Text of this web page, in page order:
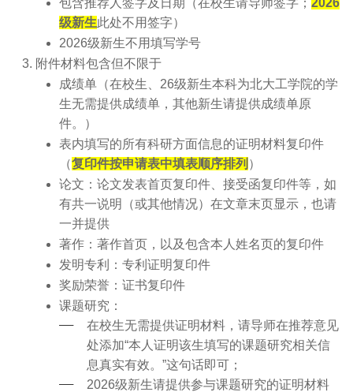
包含推荐人签字及日期（在校生请导师签字； 2026
级新生此处不用签字）
2026级新生不用填写学号
附件材料包含但不限于
成绩单（在校生、26级新生本科为北大工学院的学
生无需提供成绩单，其他新生请提供成绩单原
件。）
表内填写的所有科研方面信息的证明材料复印件
（复印件按申请表中填表顺序排列 ）
论文：论文发表首页复印件、接受函复印件等，如
有共一说明（或其他情况）在文章末页显示，也请
一并提供
著作：著作首页，以及包含本人姓名页的复印件
发明专利：专利证明复印件
奖励荣誉：证书复印件
课题研究：
在校生无需提供证明材料，请导师在推荐意见
处添加“本人证明该生填写的课题研究相关信
息真实有效。”这句话即可；
2026级新生请提供参与课题研究的证明材料